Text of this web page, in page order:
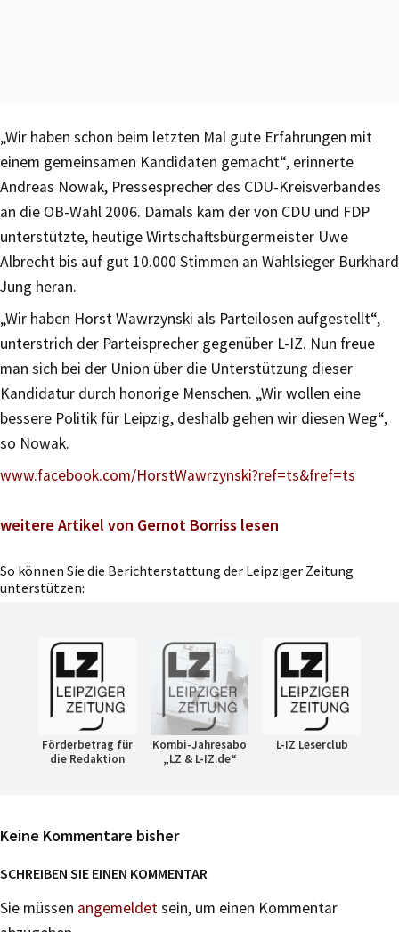
„Wir haben schon beim letzten Mal gute Erfahrungen mit
einem gemeinsamen Kandidaten gemacht“, erinnerte
Andreas Nowak, Pressesprecher des CDU-Kreisverbandes
an die OB-Wahl 2006. Damals kam der von CDU und FDP
unterstützte, heutige Wirtschaftsbürgermeister Uwe
Albrecht bis auf gut 10.000 Stimmen an Wahlsieger Burkhard
Jung heran.
„Wir haben Horst Wawrzynski als Parteilosen aufgestellt“,
unterstrich der Parteisprecher gegenüber L-IZ. Nun freue
man sich bei der Union über die Unterstützung dieser
Kandidatur durch honorige Menschen. „Wir wollen eine
bessere Politik für Leipzig, deshalb gehen wir diesen Weg“,
so Nowak.
www.facebook.com/HorstWawrzynski?ref=ts&fref=ts
weitere Artikel von Gernot Borriss lesen
So können Sie die Berichterstattung der Leipziger Zeitung
unterstützen:
Förderbetrag für
die Redaktion
Kombi-Jahresabo
„LZ & L-IZ.de“
L-IZ Leserclub
Keine Kommentare bisher
SCHREIBEN SIE EINEN KOMMENTAR
Sie müssen angemeldetsein, um einen Kommentar